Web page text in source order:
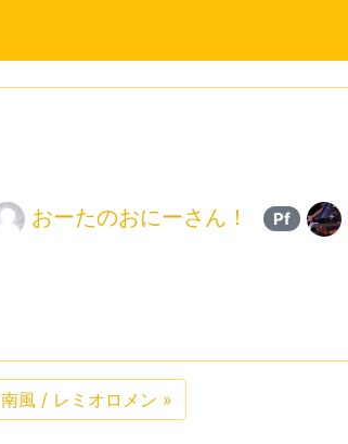
おーたのおにーさん！ Pf
南風 / レミオロメン »